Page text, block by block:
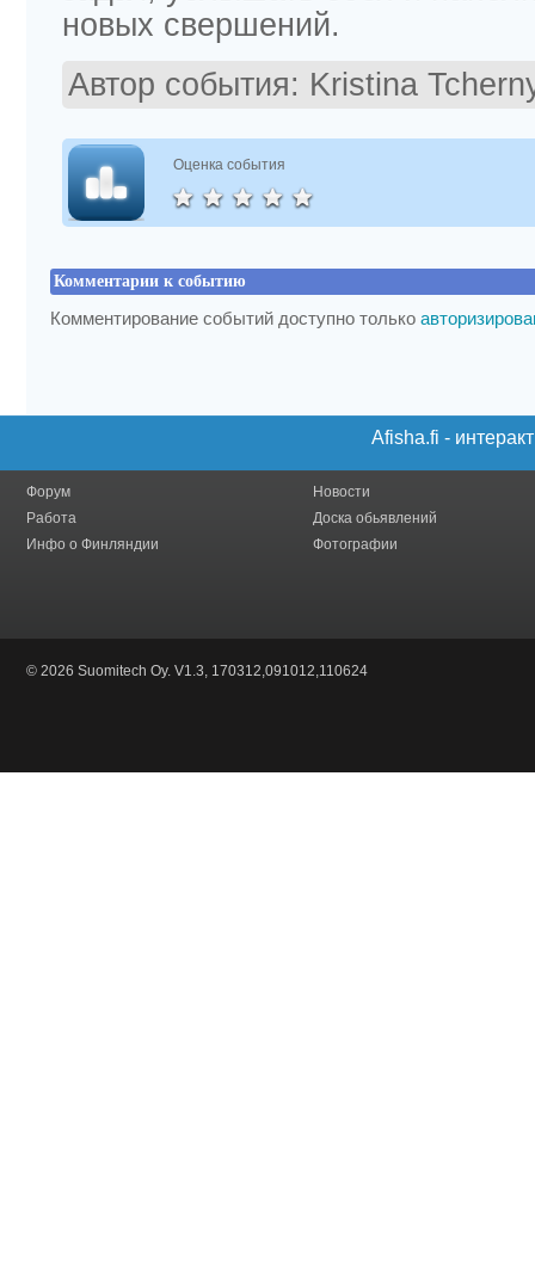
новых свершений.
Автор события: Kristina
Оценка события
Комментарии к событию
Комментирование событий доступно только
Afisha.fi -
Форум
Работа
Инфо о Финляндии
Новости
Доска обьявлений
Фотографии
© 2026 Suomitech Oy. V1.3, 170312,091012,110624